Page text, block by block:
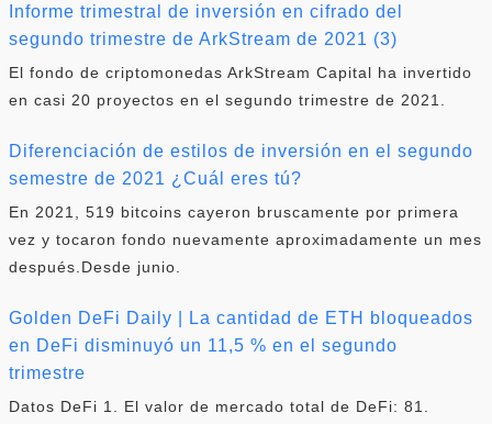
Informe trimestral de inversión en cifrado del
segundo trimestre de ArkStream de 2021 (3)
El fondo de criptomonedas ArkStream Capital ha invertido
en casi 20 proyectos en el segundo trimestre de 2021.
Diferenciación de estilos de inversión en el segundo
semestre de 2021 ¿Cuál eres tú?
En 2021, 519 bitcoins cayeron bruscamente por primera
vez y tocaron fondo nuevamente aproximadamente un mes
después.Desde junio.
Golden DeFi Daily | La cantidad de ETH bloqueados
en DeFi disminuyó un 11,5 % en el segundo
trimestre
Datos DeFi 1. El valor de mercado total de DeFi: 81.